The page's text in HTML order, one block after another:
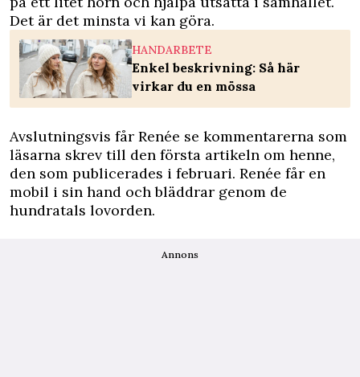
Det är det minsta vi kan göra.
HANDARBETE
Enkel beskrivning: Så här
virkar du en mössa
Avslutningsvis får Renée se kommentarerna som
läsarna skrev till den första artikeln om henne,
den som publicerades i februari. Renée får en
mobil i sin hand och bläddrar genom de
hundratals lovorden.
Annons